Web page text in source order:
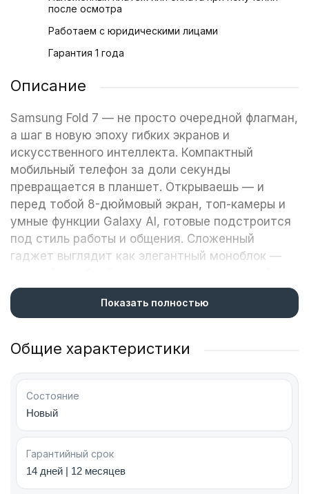
после осмотра
Работаем с юридическими лицами
Гарантия 1 года
Описание
Samsung Fold 7 — не просто очередной флагман,
а шаг в новую эпоху гибких экранов и
искусственного интеллекта. Компактный
мобильный телефон за доли секунды
превращается в планшет. Открываешь — и
перед тобой 8-дюймовый экран, топ-камеры и
умные функции Galaxy AI, готовые подстроится
под стиль работы и общения. Сложенный
гаджет выглядит как элегантный моноблок —
функциональный.
Дизайн и конструкция Galaxy Fold 7
Смартфон сконструирован в форм-факторе
книжки-раскладушки. Толщина в сложенном
состоянии — 8.9 мм, в разложенном — 4.2 мм.
Он на 3.2 мм тоньше и на 24 г легче Galaxy Fold
6. Благодаря применению надежных
материалов, среди складных смартфонов
Samsung Galaxy Fold 7 — самый тонкий и самый
легкий.
Показать полностью
Общие характеристики
Состояние
Новый
Гарантийный срок
14 дней | 12 месяцев